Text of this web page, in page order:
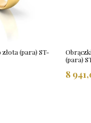
(para) ST-
(para)
8